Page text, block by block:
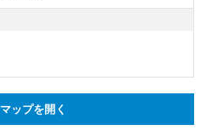
マップを開く